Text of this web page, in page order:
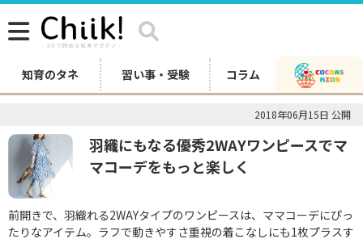
知育のタネ 習い事・受験 コラム
2018年06月15日 公開
羽織にもなる優秀2WAYワンピースでマ
マコーデをもっと楽しく
前開きで、羽織れる2WAYタイプのワンピースは、ママコーデにぴっ
たりなアイテム。ラフで動きやすさ重視の着こなしにも1枚プラスす